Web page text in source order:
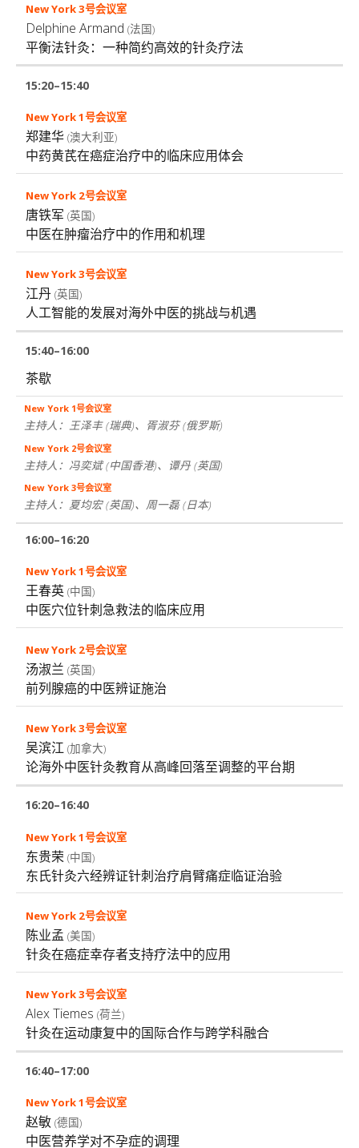
Delphine Armand (法国)
平衡法针灸：一种简约高效的针灸疗法
15:20–15:40
郑建华 (澳大利亚)
中药黄芪在癌症治疗中的临床应用体会
唐铁军 (英国)
中医在肿瘤治疗中的作用和机理
江丹 (英国)
人工智能的发展对海外中医的挑战与机遇
15:40–16:00
茶歇
主持人：王泽丰(瑞典)、胥淑芬(俄罗斯)
主持人：冯奕斌(中国香港)、谭丹(英国)
主持人：夏均宏(英国)、周一磊(日本)
16:00–16:20
王春英 (中国)
中医穴位针刺急救法的临床应用
汤淑兰 (英国)
前列腺癌的中医辨证施治
吴滨江 (加拿大)
论海外中医针灸教育从高峰回落至调整的平台期
16:20–16:40
东贵荣 (中国)
东氏针灸六经辨证针刺治疗肩臂痛症临证治验
陈业孟 (美国)
针灸在癌症幸存者支持疗法中的应用
Alex Tiemes (荷兰)
针灸在运动康复中的国际合作与跨学科融合
16:40–17:00
赵敏 (德国)
中医营养学对不孕症的调理